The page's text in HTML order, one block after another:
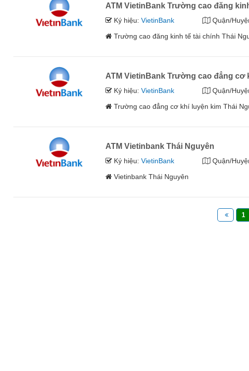
ATM VietinBank Trường cao đăng
Ký hiệu:VietinBank Quận/
Trường cao đăng kinh tế tài chính Thái
ATM VietinBank Trường cao đẳng cơ
Ký hiệu:VietinBank Quận/
Trường cao đẳng cơ khí luyện kim Thái
ATM Vietinbank Thái Nguyên
Ký hiệu:VietinBank Quận/
Vietinbank Thái Nguyên
1